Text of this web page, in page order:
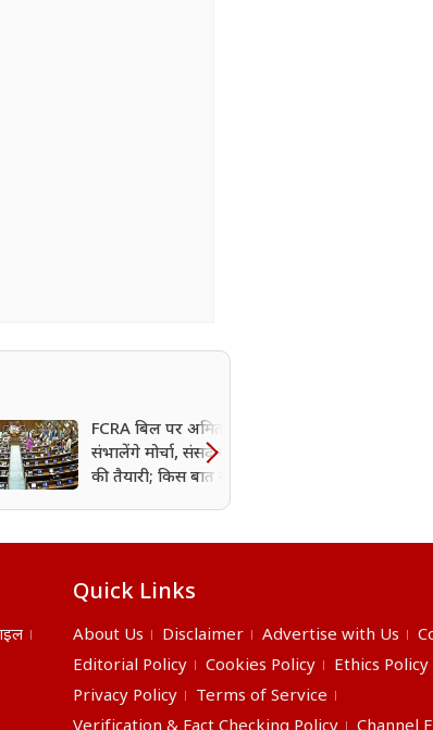
FCRA बिल पर अमित शाह
संभालेंगे मोर्चा, संसद में आर-पार
की तैयारी; किस बात से डर रही है
Quick Links
About Us Disclaimer Advertise with Us
Editorial Policy
Cookies Policy
Ethics
Privacy Policy
Terms of Service